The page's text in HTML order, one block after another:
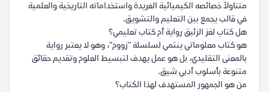
متناولاً خصائصه الكيميائية الفريدة واستخداماته التاريخية والعلمية
في قالب يجمع بين التعليم والتشويق.
هل كتاب لغز الزئبق رواية أم كتاب تعليمي؟
هو كتاب معلوماتي ينتمي لسلسلة "زووم"، وهو لا يعتبر رواية
بالمعنى التقليدي، بل هو عمل يهدف لتبسيط العلوم وتقديم حقائق
متنوعة بأسلوب أدبي شيق.
من هو الجمهور المستهدف لهذا الكتاب؟